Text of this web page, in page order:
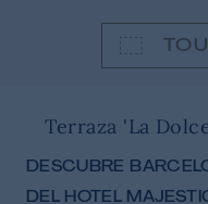
Terraza 'La
DESCUBRE
DEL HOTEL